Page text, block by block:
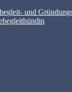
und